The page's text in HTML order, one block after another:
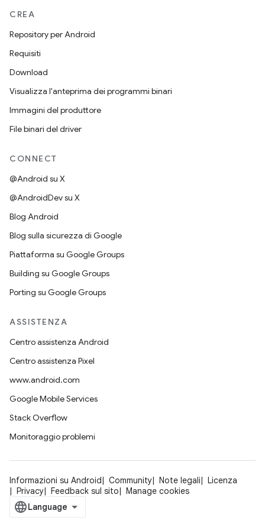
CREA
Repository per Android
Requisiti
Download
Visualizza l'anteprima dei programmi binari
Immagini del produttore
File binari del driver
CONNECT
@Android su X
@AndroidDev su X
Blog Android
Blog sulla sicurezza di Google
Piattaforma su Google Groups
Building su Google Groups
Porting su Google Groups
ASSISTENZA
Centro assistenza Android
Centro assistenza Pixel
www.android.com
Google Mobile Services
Stack Overflow
Monitoraggio problemi
Informazioni su Android Community Note legali
Licenza
Privacy
Feedback sul sito Manage cookies